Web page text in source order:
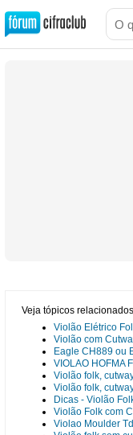
Veja tópicos
Violão Elétrico
Violão com
Eagle CH889 ou
VIOLAO HOFMA
Violão folk,
Violão folk,
Dicas - Violão
Violão Folk com
Violao Moulder